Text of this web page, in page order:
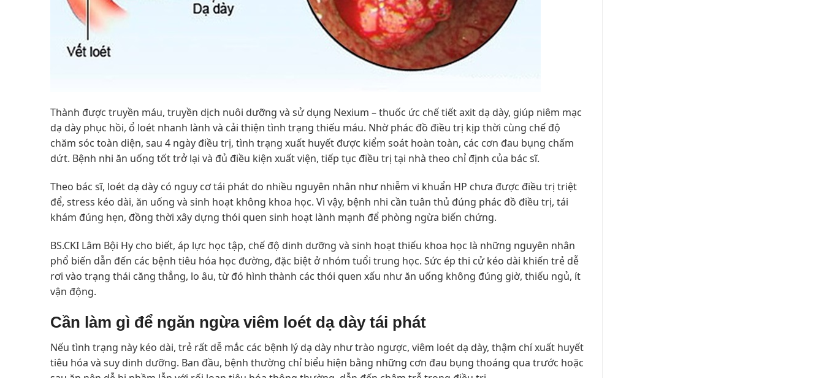
Thành được truyền máu, truyền dịch nuôi dưỡng và sử dụng Nexium – thuốc ức chế tiết axit dạ dày, giúp niêm mạc
dạ dày phục hồi, ổ loét nhanh lành và cải thiện tình trạng thiếu máu. Nhờ phác đồ điều trị kịp thời cùng chế độ
chăm sóc toàn diện, sau 4 ngày điều trị, tình trạng xuất huyết được kiểm soát hoàn toàn, các cơn đau bụng chấm
dứt. Bệnh nhi ăn uống tốt trở lại và đủ điều kiện xuất viện, tiếp tục điều trị tại nhà theo chỉ định của bác sĩ.
Theo bác sĩ, loét dạ dày có nguy cơ tái phát do nhiều nguyên nhân như nhiễm vi khuẩn HP chưa được điều trị triệt
để, stress kéo dài, ăn uống và sinh hoạt không khoa học. Vì vậy, bệnh nhi cần tuân thủ đúng phác đồ điều trị, tái
khám đúng hẹn, đồng thời xây dựng thói quen sinh hoạt lành mạnh để phòng ngừa biến chứng.
BS.CKI Lâm Bội Hy cho biết, áp lực học tập, chế độ dinh dưỡng và sinh hoạt thiếu khoa học là những nguyên nhân
phổ biến dẫn đến các bệnh tiêu hóa học đường, đặc biệt ở nhóm tuổi trung học. Sức ép thi cử kéo dài khiến trẻ dễ
rơi vào trạng thái căng thẳng, lo âu, từ đó hình thành các thói quen xấu như ăn uống không đúng giờ, thiếu ngủ, ít
vận động.
Cần làm gì để ngăn ngừa viêm loét dạ dày tái phát
Nếu tình trạng này kéo dài, trẻ rất dễ mắc các bệnh lý dạ dày như trào ngược, viêm loét dạ dày, thậm chí xuất huyết
tiêu hóa và suy dinh dưỡng. Ban đầu, bệnh thường chỉ biểu hiện bằng những cơn đau bụng thoáng qua trước hoặc